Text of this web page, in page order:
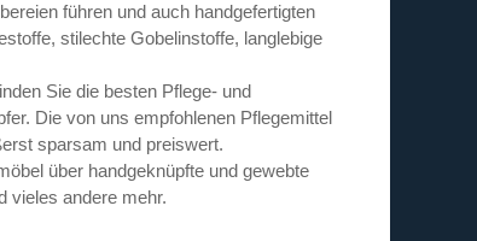
führen und auch handgefertigten
stilechte Gobelinstoffe, langlebige
Sie die besten Pflege- und
Die von uns empfohlenen Pflegemittel
sparsam und preiswert.
über handgeknüpfte und gewebte
vieles andere mehr.